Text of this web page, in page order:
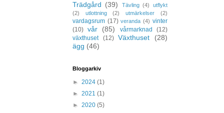
Trädgård (39) Tävling (4)
utflykt
(2)
utlottning (2) utmärkelser (2)
vardagsrum (17) veranda (4) vinter
(10) vår (85) vårmarknad
(12)
växthuset
(12) Växthuset
(28)
ägg (46)
Bloggarkiv
► 2024 (1)
► 2021 (1)
► 2020 (5)